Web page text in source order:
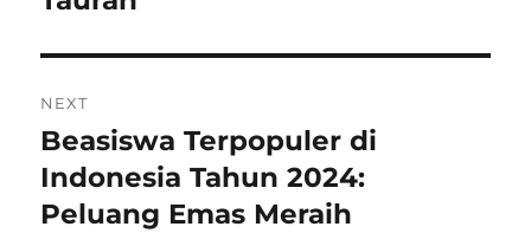
NEXT
Next
post:
Beasiswa Terpopuler di
Indonesia Tahun 2024:
Peluang Emas Meraih